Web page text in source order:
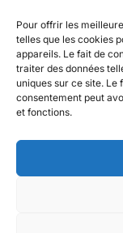
Pour offrir les
telles que les cookies
appareils. Le fait de
traiter des données
uniques sur ce site. Le
consentement peut
et fonctions.
Copyright ©